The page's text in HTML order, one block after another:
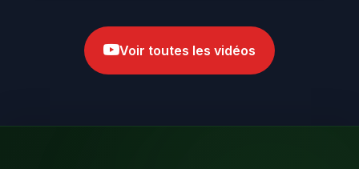
Voir toutes les vidéos